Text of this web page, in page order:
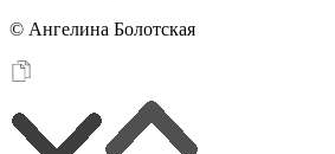
© Ангелина Болотская